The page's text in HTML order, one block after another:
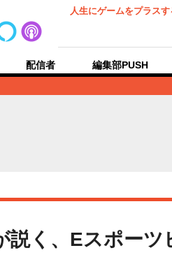
人生にゲームをプラス
配信者 編集部PUSH
説く、Eスポー